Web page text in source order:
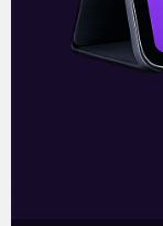
06/08/2021